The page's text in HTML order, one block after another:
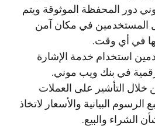
دور المحفظة الموثوقة ويتم
المستخدمين في مكان آمن
في أي وقت.
استخدام خدمة الإشارة
في بنك ويب موني.
خلال التأشير على العملات
الرسوم البيانية والأسعار لاتخاذ
الشراء والبيع.